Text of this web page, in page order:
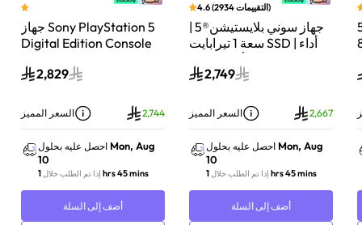
جهاز Sony PlayStation 5
Digital Edition Console
وحدة تحكم إضافية
Controller لاسلكية – أبيض
2,829
السعر المميز 2,744
احصل عليه بحلول Mon, Aug
10
إذا تم الطلب خلال 1 hrs 45 mins
أضف إلى السلة
4.6(2934التقييمات)
جهاز سوني بلايستيشن®5 |
سعة 1 تيرابايت SSD | أداء
الأشعة | أبيض | CFI-
2,749
السعر المميز 2,667
احصل عليه بحلول Mon, Aug
10
إذا تم الطلب خلال 1 hrs 45 mins
أضف إلى السلة